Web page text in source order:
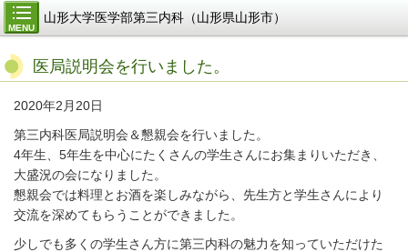
MENU
山形大学医学部第三内科（山形県山形市）
医局説明会を行いました。
2020年2月20日
第三内科医局説明会＆懇親会を行いました。
4年生、5年生を中心にたくさんの学生さんにお集まりいただき、
大盛況の会になりました。
懇親会では料理とお酒を楽しみながら、先生方と学生さんにより
交流を深めてもらうことができました。
少しでも多くの学生さん方に第三内科の魅力を知っていただけた